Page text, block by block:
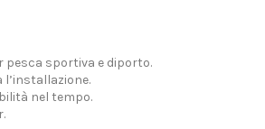
sportiva e diporto.
nel tempo.